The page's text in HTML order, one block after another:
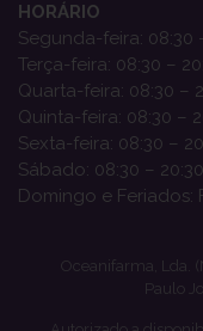
HORÁRIO
Segunda-feira: 08:30
Terça-feira: 08:30 –
Quarta-feira: 08:30 –
Quinta-feira: 08:30 –
Sexta-feira: 08:30 –
Sábado: 08:30 – 20:30
Domingo e Feriados:
Oceanifarma, Lda.
Paulo